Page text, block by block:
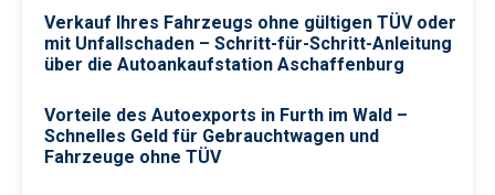
Verkauf Ihres Fahrzeugs ohne gültigen TÜV oder
mit Unfallschaden – Schritt-für-Schritt-Anleitung
über die Autoankaufstation Aschaffenburg
Vorteile des Autoexports in Furth im Wald –
Schnelles Geld für Gebrauchtwagen und
Fahrzeuge ohne TÜV